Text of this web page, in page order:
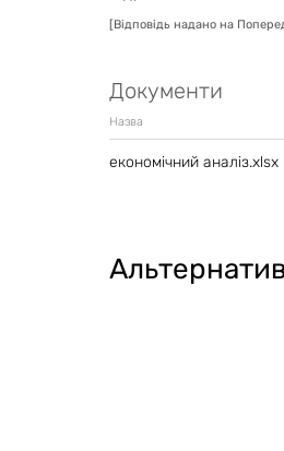
[Відповідь надано на
Документи
Назва
економічний аналіз.xlsx